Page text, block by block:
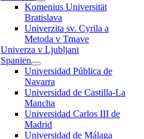
Komenius Universität
Bratislava
Univerzita sv. Cyrila a
Metoda v Trnave
Univerza v Ljubljani
Spanien
Universidad Pública de
Navarra
Universidad de Castilla-La
Mancha
Universidad Carlos III de
Madrid
Universidad de Málaga